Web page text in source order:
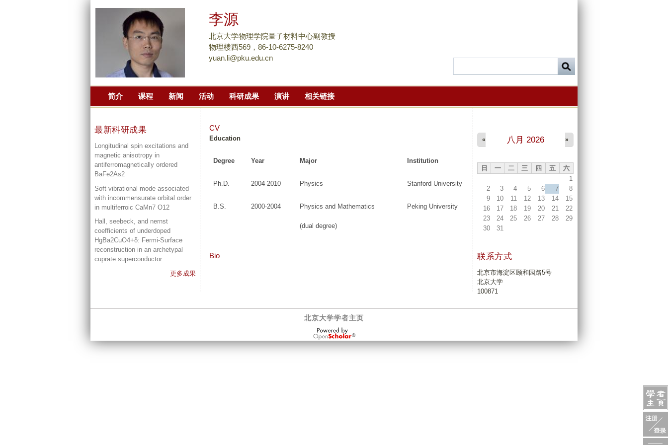
到
页
主
内
李源
北京大学物理学院量子材料中心副教授
物理楼西569，86-10-6275-8240
yuan.li@pku.edu.cn
简介 课程 新闻 活动 科研成果 演讲 相关链接
CV
Education
Degree Year Major Institution
Ph.D. 2004-2010 Physics Stanford University
B.S. 2000-2004 Physics and Mathematics
(dual degree)
Peking University
Bio
最新科研成果
Longitudinal spin excitations and
magnetic anisotropy in
antiferromagnetically ordered
BaFe2As2
Soft vibrational mode associated
with incommensurate orbital order
in multiferroic CaMn7 O12
Hall, seebeck, and nernst
coefficients of underdoped
HgBa2CuO4+δ: Fermi-Surface
reconstruction in an archetypal
cuprate superconductor
更多成果
八月 2026
« »
日 一 二 三 四 五
六
1
2
3 4 5 6 7
8
9
10 11 12 13 14
15
16
17 18 19 20 21
22
23
24 25 26 27 28
29
30
31
联系方式
北京市海淀区颐和园路5号
北京大学
100871
北京大学学者主页
OpenScholar